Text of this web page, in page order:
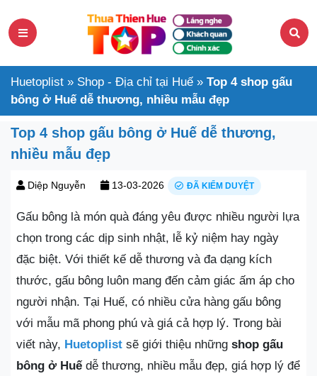
Huetoplist » Shop - Địa chỉ tại Huế » Top 4 shop gấu
bông ở Huế dễ thương, nhiều mẫu đẹp
Top 4 shop gấu bông ở Huế dễ thương,
nhiều mẫu đẹp
Diệp Nguyễn 13-03-2026 ĐÃ KIỂM DUYỆT
Gấu bông là món quà đáng yêu được nhiều người lựa
chọn trong các dịp sinh nhật, lễ kỷ niệm hay ngày
đặc biệt. Với thiết kế dễ thương và đa dạng kích
thước, gấu bông luôn mang đến cảm giác ấm áp cho
người nhận. Tại Huế, có nhiều cửa hàng gấu bông
với mẫu mã phong phú và giá cả hợp lý. Trong bài
viết này, Huetoplist sẽ giới thiệu những shop gấu
bông ở Huếdễ thương, nhiều mẫu đẹp, giá hợp lý để